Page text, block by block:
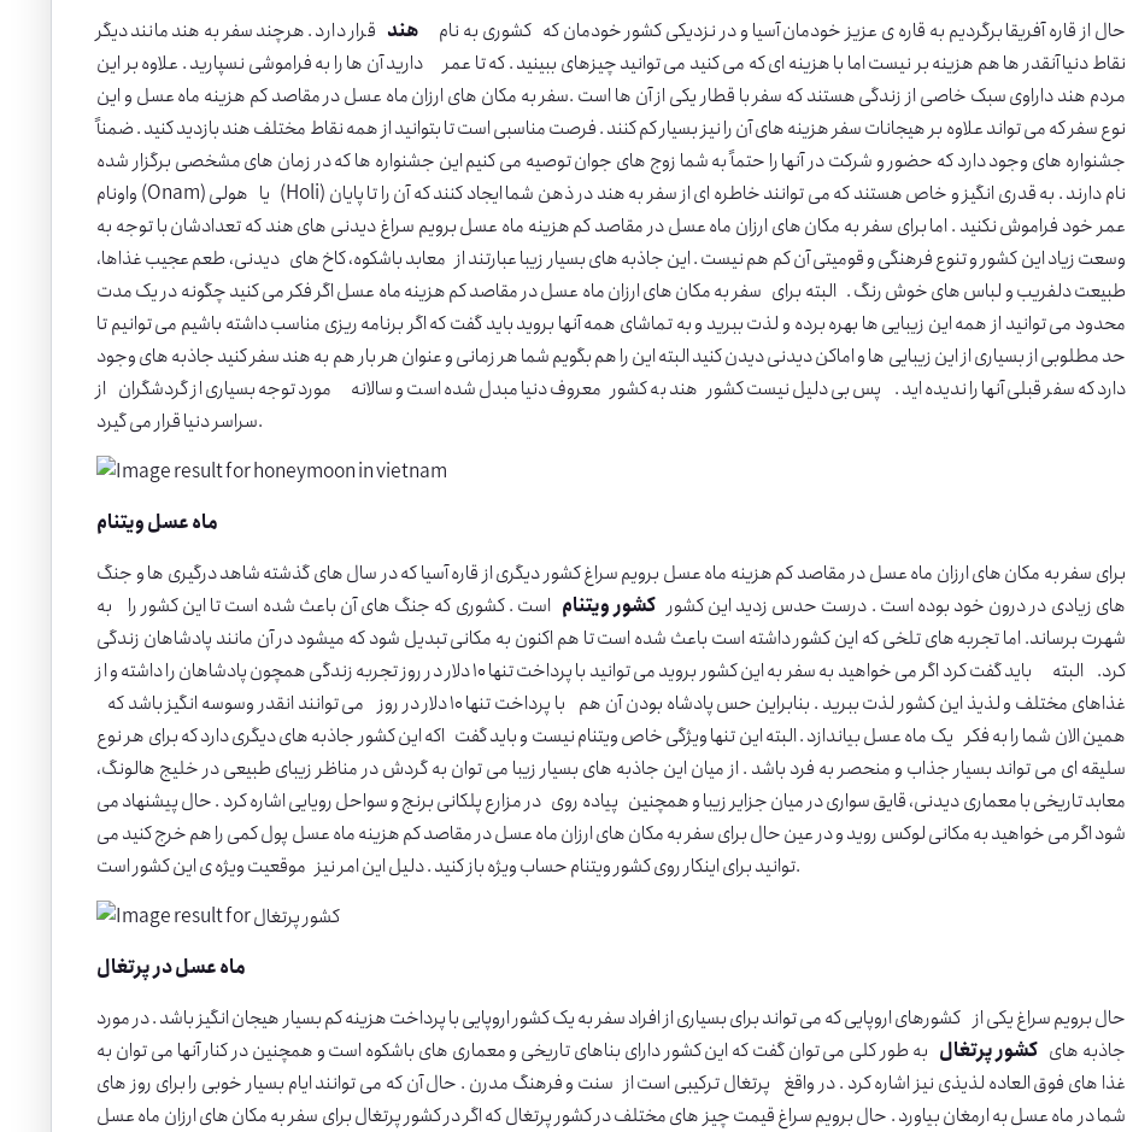
حال از قاره آفریقا برگردیم به قاره ی عزیز خودمان آسیا و در نزدیکی کشور خودمان که کشوری به نامهند قرار دارد . هرچند سفر به هند مانند دیگر
نقاط دنیا آنقدر ها هم هزینه بر نیست اما با هزینه ای که می کنید می توانید چیزهای ببینید . که تا عمر دارید آن ها را به فراموشی نسپارید . علاوه بر این
مردم هند داراوی سبک خاصی از زندگی هستند که سفر با قطار یکی از آن ها است .سفر به مکان های ارزان ماه عسل در مقاصد کم هزینه ماه عسل و این
نوع سفر که می تواند علاوه بر هیجانات سفر هزینه های آن را نیز بسیار کم کنند . فرصت مناسبی است تا بتوانید از همه نقاط مختلف هند بازدید کنید . ضمناً
جشنواره های وجود دارد که حضور و شرکت در آنها را حتماً به شما زوج های جوان توصیه می کنیم این جشنواره ها که در زمان های مشخصی برگزار شده
واونام (Onam) یا هولی (Holi) نام دارند . به قدری انگیز و خاص هستند که می توانند خاطره ای از سفر به هند در ذهن شما ایجاد کنند که آن را تا پایان
عمر خود فراموش نکنید . اما برای سفر به مکان های ارزان ماه عسل در مقاصد کم هزینه ماه عسل برویم سراغ دیدنی های هند که تعدادشان با توجه به
وسعت زیاد این کشور و تنوع فرهنگی و قومیتی آن کم هم نیست . این جاذبه های بسیار زیبا عبارتند از معابد باشکوه، کاخ های دیدنی، طعم عجیب غذاها،
طبیعت دلفریب و لباس های خوش رنگ . البته برای سفر به مکان های ارزان ماه عسل در مقاصد کم هزینه ماه عسل اگر فکر می کنید چگونه در یک مدت
محدود می توانید از همه این زیبایی ها بهره برده و لذت ببرید و به تماشای همه آنها بروید باید گفت که اگر برنامه ریزی مناسب داشته باشیم می توانیم تا
حد مطلوبی از بسیاری از این زیبایی ها و اماکن دیدنی دیدن کنید البته این را هم بگویم شما هر زمانی و عنوان هر بار هم به هند سفر کنید جاذبه های وجود
دارد که سفر قبلی آنها را ندیده اید . پس بی دلیل نیست کشور هند به کشور معروف دنیا مبدل شده است و سالانه مورد توجه بسیاری از گردشگران از
سراسر دنیا قرار می گیرد.
ماه عسل ویتنام
برای سفر به مکان های ارزان ماه عسل در مقاصد کم هزینه ماه عسل برویم سراغ کشور دیگری از قاره آسیا که در سال های گذشته شاهد درگیری ها و جنگ
های زیادی در درون خود بوده است . درست حدس زدید این کشور کشور ویتنام است . کشوری که جنگ های آن باعث شده است تا این کشور را به
شهرت برساند. اما تجربه های تلخی که این کشور داشته است باعث شده است تا هم اکنون به مکانی تبدیل شود که میشود در آن مانند پادشاهان زندگی
کرد. البته باید گفت کرد اگر می خواهید به سفر به این کشور بروید می توانید با پرداخت تنها ۱۰ دلار در روز تجربه زندگی همچون پادشاهان را داشته و از
غذاهای مختلف و لذیذ این کشور لذت ببرید . بنابراین حس پادشاه بودن آن هم با پرداخت تنها ۱۰ دلار در روز می توانند انقدر وسوسه انگیز باشد که
همین الان شما را به فکر یک ماه عسل بیاندازد . البته این تنها ویژگی خاص ویتنام نیست و باید گفت اکه این کشور جاذبه های دیگری دارد که برای هر نوع
سلیقه ای می تواند بسیار جذاب و منحصر به فرد باشد . از میان این جاذبه های بسیار زیبا می توان به گردش در مناظر زیبای طبیعی در خلیج هالونگ،
معابد تاریخی با معماری دیدنی، قایق سواری در میان جزایر زیبا و همچنین پیاده روی در مزارع پلکانی برنج و سواحل رویایی اشاره کرد . حال پیشنهاد می
شود اگر می خواهید به مکانی لوکس روید و در عین حال برای سفر به مکان های ارزان ماه عسل در مقاصد کم هزینه ماه عسل پول کمی را هم خرج کنید می
توانید برای اینکار روی کشور ویتنام حساب ویژه باز کنید . دلیل این امر نیز موقعیت ویژه ی این کشور است.
ماه عسل در پرتغال
حال برویم سراغ یکی از کشورهای اروپایی که می تواند برای بسیاری از افراد سفر به یک کشور اروپایی با پرداخت هزینه کم بسیار هیجان انگیز باشد . در مورد
جاذبه های کشور پرتغال به طور کلی می توان گفت که این کشور دارای بناهای تاریخی و معماری های باشکوه است و همچنین در کنار آنها می توان به
غذا های فوق العاده لذیذی نیز اشاره کرد . در واقغ پرتغال ترکیبی است از سنت و فرهنگ مدرن . حال آن که می توانند ایام بسیار خوبی را برای روز های
شما در ماه عسل به ارمغان بیاورد . حال برویم سراغ قیمت چیز های مختلف در کشور پرتغال که اگر در کشور پرتغال برای سفر به مکان های ارزان ماه عسل